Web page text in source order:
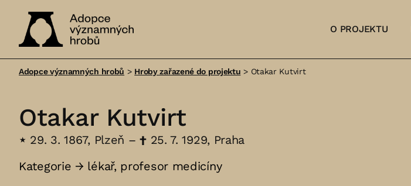
významných
O PROJEKTU
Adopce významných hrobů > Hroby zařazené do projektu > Otakar Kutvirt
Otakar Kutvirt
⋆ 29. 3. 1867, Plzeň –†25. 7. 1929, Praha
Kategorie → lékař, profesor medicíny